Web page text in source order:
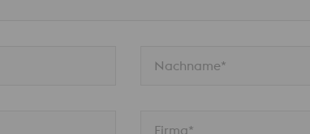
Nachname*
Firma*